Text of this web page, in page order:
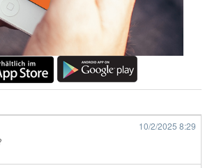
10/2/2025 8:29